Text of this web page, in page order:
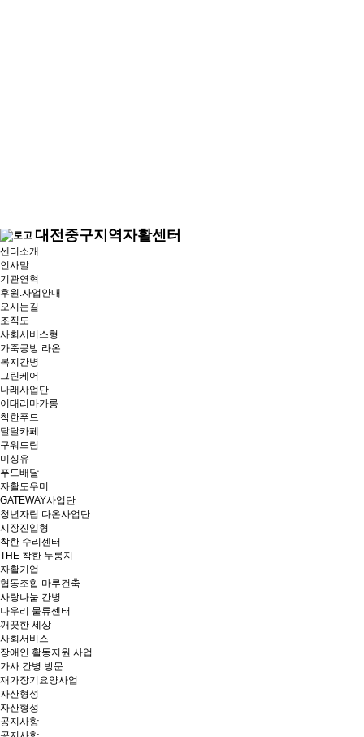
대전중구지역자활센터
센터소개
인사말
기관연혁
후원.사업안내
오시는길
조직도
사회서비스형
가죽공방 라온
복지간병
그린케어
나래사업단
이태리마카롱
착한푸드
달달카페
구워드림
미싱유
푸드배달
자활도우미
GATEWAY사업단
청년자립 다온사업단
시장진입형
착한 수리센터
THE 착한 누룽지
자활기업
협동조합 마루건축
사랑나눔 간병
나우리 물류센터
깨끗한 세상
사회서비스
장애인 활동지원 사업
가사 간병 방문
재가장기요양사업
자산형성
자산형성
공지사항